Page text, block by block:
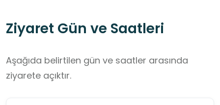
Ziyaret Gün ve Saatleri
Aşağıda belirtilen gün ve saatler arasında
ziyarete açıktır.